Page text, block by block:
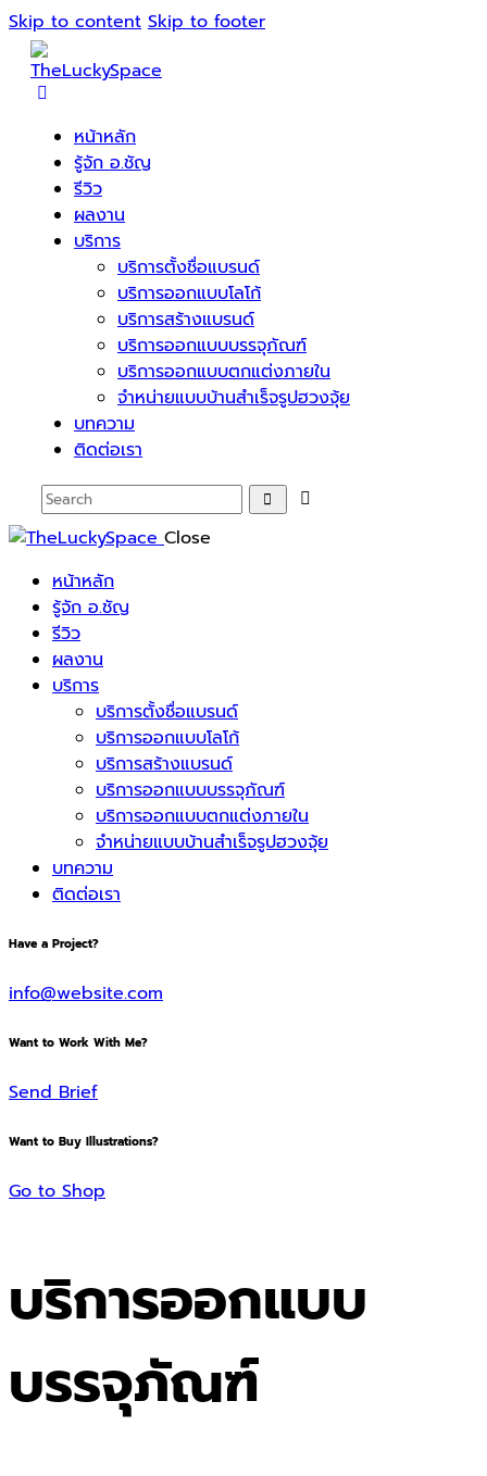
Skip to content Skip to footer
หน้าหลัก
รู้จัก อ.ชัญ
รีวิว
ผลงาน
บริการ
บริการตั้งชื่อแบรนด์
บริการออกแบบโลโก้
บริการสร้างแบรนด์
บริการออกแบบบรรจุภัณฑ์
บริการออกแบบตกแต่งภายใน
จำหน่ายแบบบ้านสำเร็จรูปฮวงจุ้ย
บทความ
ติดต่อเรา
Close
หน้าหลัก
รู้จัก อ.ชัญ
รีวิว
ผลงาน
บริการ
บริการตั้งชื่อแบรนด์
บริการออกแบบโลโก้
บริการสร้างแบรนด์
บริการออกแบบบรรจุภัณฑ์
บริการออกแบบตกแต่งภายใน
จำหน่ายแบบบ้านสำเร็จรูปฮวงจุ้ย
บทความ
ติดต่อเรา
Have a Project?
info@website.com
Want to Work With Me?
Send Brief
Want to Buy Illustrations?
Go to Shop
บริการออกแบบ
บรรจุภัณฑ์